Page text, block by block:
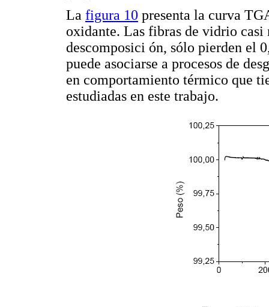
La figura 10 presenta la curva
oxidante. Las fibras de vidrio casi
descomposici ón, sólo pierden el
puede asociarse a procesos de
en comportamiento térmico que
estudiadas en este trabajo.